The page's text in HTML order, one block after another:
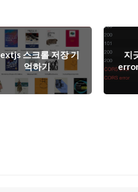
스크롤 저장 기
억하기
지